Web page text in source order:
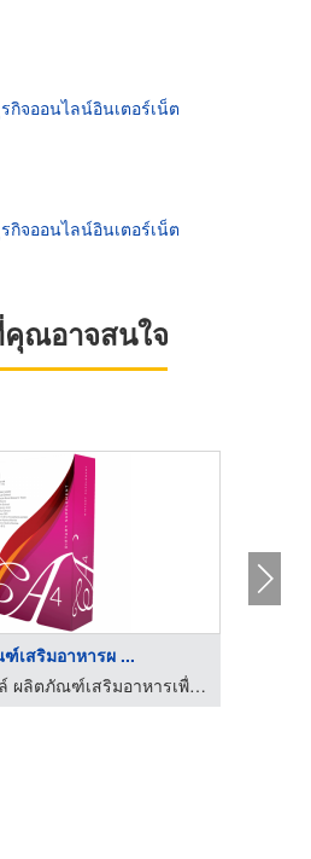
กิจออนไลน์อินเตอร์เน็ต
กิจออนไลน์อินเตอร์เน็ต
ณอาจสนใจ
เสริมอาหารผ ...
พีพีบิวตี้แอนด์เฮลล์ ผลิตภัณฑ์เสริมอาหารเพื่อสุขภาพ อุดรธานี